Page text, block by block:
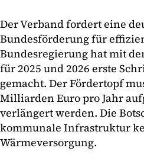
Der Verband fordert eine
Bundesförderung für
Bundesregierung hat mit
für 2025 und 2026 erste
gemacht. Der Fördertopf
Milliarden Euro pro Jahr
verlängert werden. Die
kommunale Infrastruktur
Wärmeversorgung.